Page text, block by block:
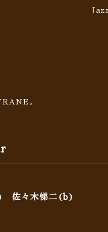
。
佐々木悌二(b)